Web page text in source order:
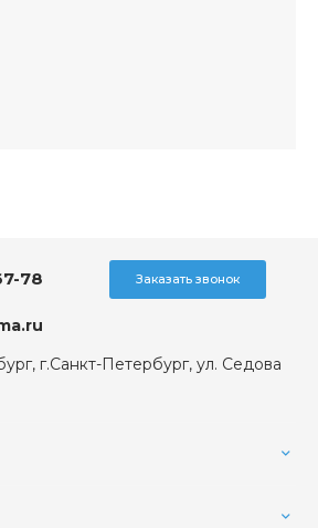
78 Заказать звонок
г.Санкт-Петербург, ул. Седова